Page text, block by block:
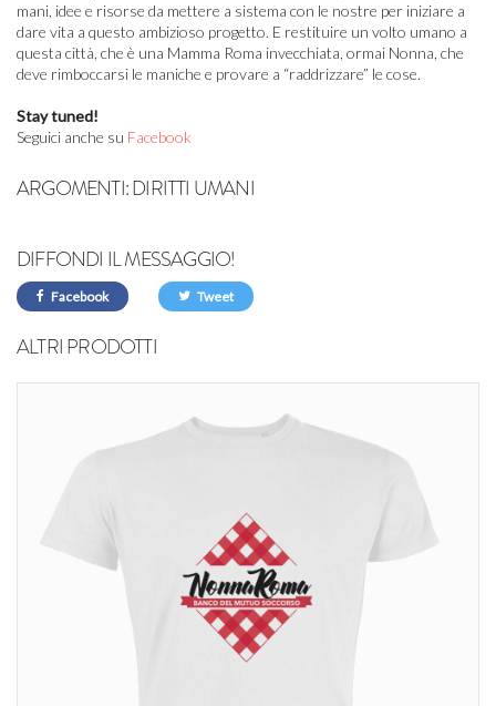
mani, idee e risorse da mettere a sistema con le nostre per iniziare a
dare vita a questo ambizioso progetto. E restituire un volto umano a
questa città, che è una Mamma Roma invecchiata, ormai Nonna, che
deve rimboccarsi le maniche e provare a “raddrizzare” le cose.
Stay tuned!
Seguici anche su Facebook
ARGOMENTI:DIRITTI UMANI
DIFFONDI IL MESSAGGIO!
Facebook Tweet
ALTRI PRODOTTI